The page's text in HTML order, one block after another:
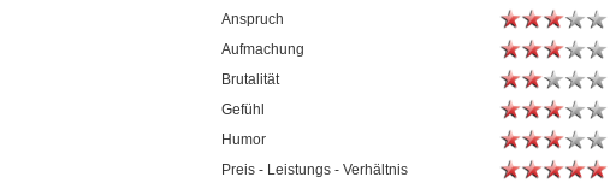
Anspruch
Aufmachung
Brutalität
Gefühl
Humor
Preis - Leistungs - Verhältnis